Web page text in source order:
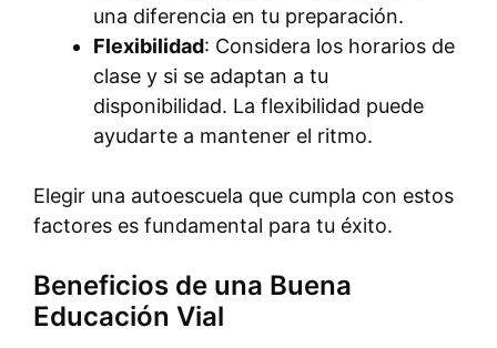
una diferencia en tu preparación.
Flexibilidad: Considera los horarios de
clase y si se adaptan a tu
disponibilidad. La flexibilidad puede
ayudarte a mantener el ritmo.
Elegir una autoescuela que cumpla con estos
factores es fundamental para tu éxito.
Beneficios de una Buena
Educación Vial